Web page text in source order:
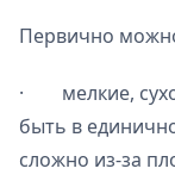
Первично
· мелкие,
быть в
сложно из-за